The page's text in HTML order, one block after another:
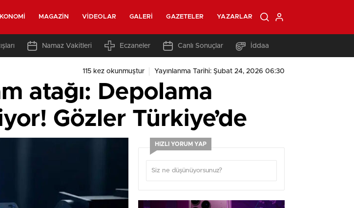
MAGAZIN VIDEOLAR GALERI GAZETELER YAZARLAR
Namaz Vakitleri Eczaneler Canlı Sonuçlar İddaa
115 kez okunmuştur Yayınlanma Tarihi: Şubat 24, 2026 06:30
atağı: Depolama
Gözler Türkiye’de
HIZLI YORUM YAP